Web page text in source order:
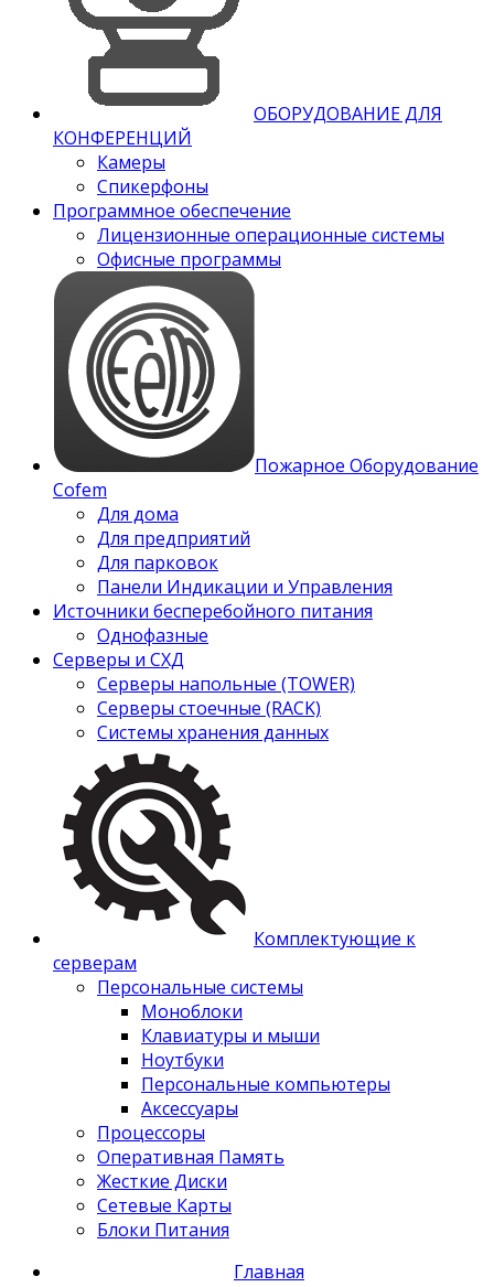
ОБОРУДОВАНИЕ ДЛЯ
КОНФЕРЕНЦИЙ
Камеры
Спикерфоны
Программное обеспечение
Лицензионные операционные системы
Офисные программы
Пожарное Оборудование
Cofem
Для дома
Для предприятий
Для парковок
Панели Индикации и Управления
Источники бесперебойного питания
Однофазные
Серверы и СХД
Серверы напольные (TOWER)
Серверы стоечные (RACK)
Системы хранения данных
Комплектующие к
серверам
Персональные системы
Моноблоки
Клавиатуры и мыши
Ноутбуки
Персональные компьютеры
Аксессуары
Процессоры
Оперативная Память
Жесткие Диски
Сетевые Карты
Блоки Питания
Главная